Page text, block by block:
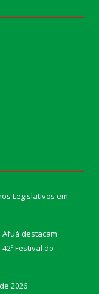
Legislativos em
destacam
Festival do
2026